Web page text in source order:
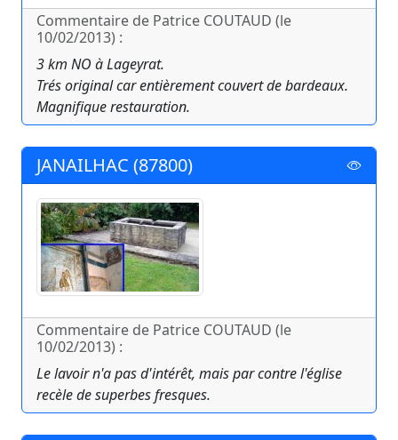
Commentaire de Patrice COUTAUD (le
10/02/2013) :
3 km NO à Lageyrat.
Trés original car entièrement couvert de bardeaux.
Magnifique restauration.
JANAILHAC (87800)
Commentaire de Patrice COUTAUD (le
10/02/2013) :
Le lavoir n'a pas d'intérêt, mais par contre l'église
recèle de superbes fresques.